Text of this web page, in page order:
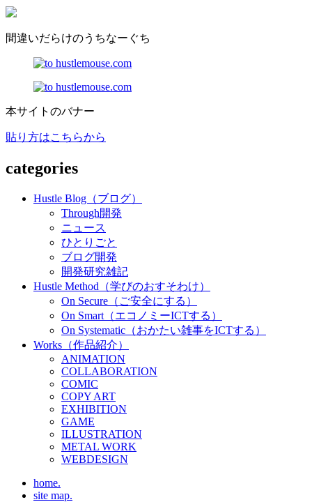
間違いだらけのうちなーぐち
本サイトのバナー
貼り方はこちらから
categories
Hustle Blog（ブログ）
Through開発
ニュース
ひとりごと
ブログ開発
開発研究雑記
Hustle Method（学びのおすそわけ）
On Secure（ご安全にする）
On Smart（エコノミーICTする）
On Systematic（おかたい雑事をICTする）
Works（作品紹介）
ANIMATION
COLLABORATION
COMIC
COPY ART
EXHIBITION
GAME
ILLUSTRATION
METAL WORK
WEBDESIGN
home.
site map.